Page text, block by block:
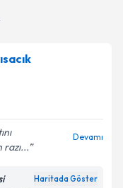
almanız için bir
ilişkin
Aydınlatma
belirtilen
Devamı
Haritada Göster